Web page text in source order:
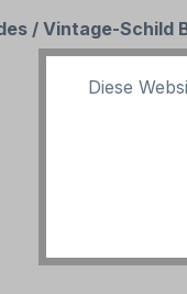
/ Vintage-Schild
Diese